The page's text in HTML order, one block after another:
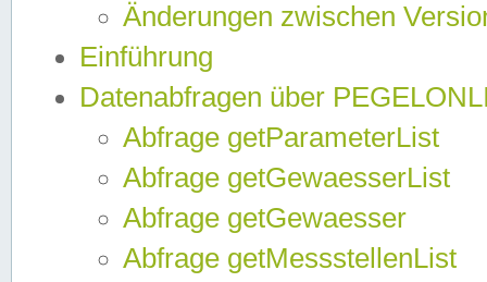
Änderungen zwischen
Einführung
Datenabfragen über
Abfrage getParameterList
Abfrage getGewaesserList
Abfrage getGewaesser
Abfrage getMessstellenList